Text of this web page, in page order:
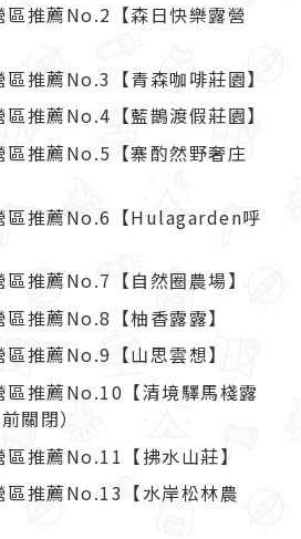
區推薦No.2【森日快樂露營
區推薦No.3【青森咖啡莊園】
區推薦No.4【藍鵲渡假莊園】
區推薦No.5【寨酌然野奢庄
區推薦No.6【Hulagarden呼
區推薦No.7【自然圈農場】
區推薦No.8【柚香露露】
區推薦No.9【山思雲想】
區推薦No.10【清境驛馬棧露
關閉）
區推薦No.11【拂水山莊】
區推薦No.13【水岸松林農